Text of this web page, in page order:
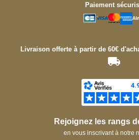
Paiement
Livraison offerte à partir de 60€
Rejoignez les rangs
en vous inscrivant à notre